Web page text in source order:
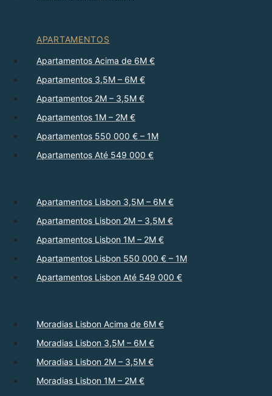
APARTAMENTOS
Apartamentos Acima de 6M €
Apartamentos 3,5M – 6M €
Apartamentos 2M – 3,5M €
Apartamentos 1M – 2M €
Apartamentos 550 000 € – 1M
Apartamentos Até 549 000 €
Apartamentos Lisbon 3,5M – 6M €
Apartamentos Lisbon 2M – 3,5M €
Apartamentos Lisbon 1M – 2M €
Apartamentos Lisbon 550 000 € – 1M
Apartamentos Lisbon Até 549 000 €
Moradias Lisbon Acima de 6M €
Moradias Lisbon 3,5M – 6M €
Moradias Lisbon 2M – 3,5M €
Moradias Lisbon 1M – 2M €